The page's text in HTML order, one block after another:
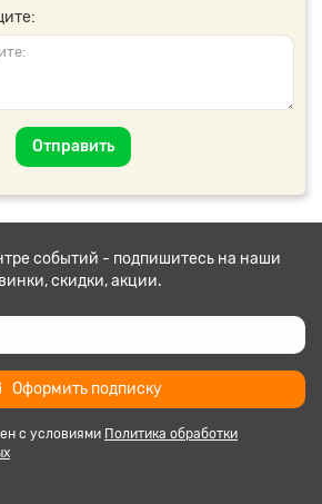
Отправить
событий - подпишитесь на наши
скидки, акции.
Оформить подписку
с условиями Политика обработки